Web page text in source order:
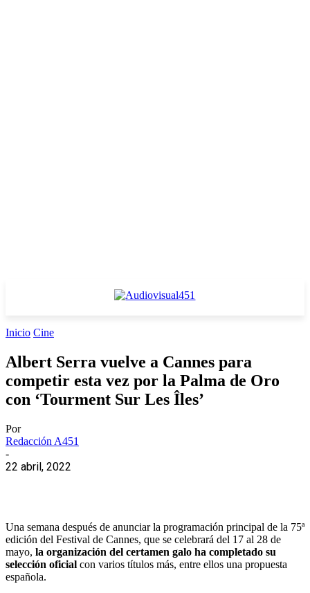
Inicio Cine
Albert Serra vuelve a Cannes para
competir esta vez por la Palma de Oro
con ‘Tourment Sur Les Îles’
Por
Redacción A451
-
22 abril, 2022
Una semana después de anunciar la programación principal de la 75ª
edición del Festival de Cannes, que se celebrará del 17 al 28 de
mayo, la organización del certamen galo ha completado su
selección oficial con varios títulos más, entre ellos una propuesta
española.